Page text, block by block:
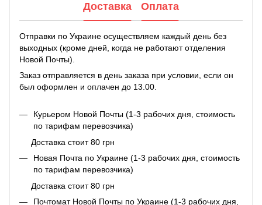
Доставка Оплата
Отправки по Украине осуществляем каждый день без
выходных (кроме дней, когда не работают отделения
Новой Почты).
Заказ отправляется в день заказа при условии, если он
был оформлен и оплачен до 13.00.
Курьером Новой Почты (1-3 рабочих дня, стоимость
по тарифам перевозчика)
Доставка стоит 80 грн
Новая Почта по Украине (1-3 рабочих дня, стоимость
по тарифам перевозчика)
Доставка стоит 80 грн
Почтомат Новой Почты по Украине (1-3 рабочих дня,